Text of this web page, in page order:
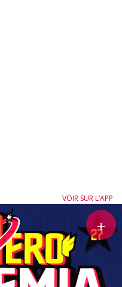
VOIR SUR L’APP
＋